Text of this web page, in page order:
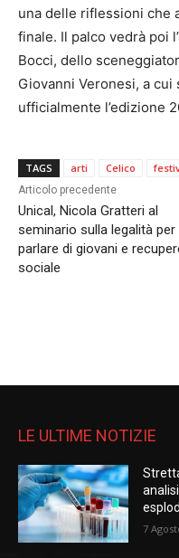
una delle riflessioni che
finale. Il palco vedrà poi
Bocci, dello
Giovanni Veronesi, a
ufficialmente l’edizione
TAGS arti Celico
Articolo precedente
Unical, Nicola Gratteri al
seminario sulla legalità per
parlare di giovani e
sociale
LE ULTIME NOTIZIE
7